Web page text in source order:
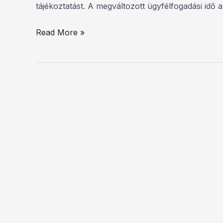
tájékoztatást. A megváltozott ügyfélfogadási idő
Read More »